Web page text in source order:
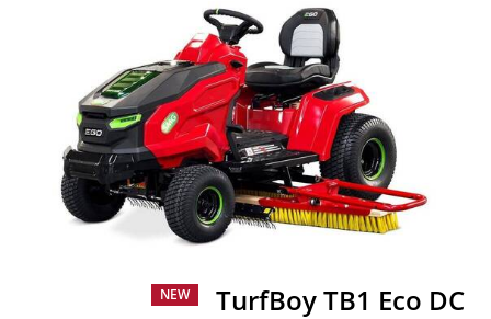
TurfBoy TB1 Eco DC
NEW